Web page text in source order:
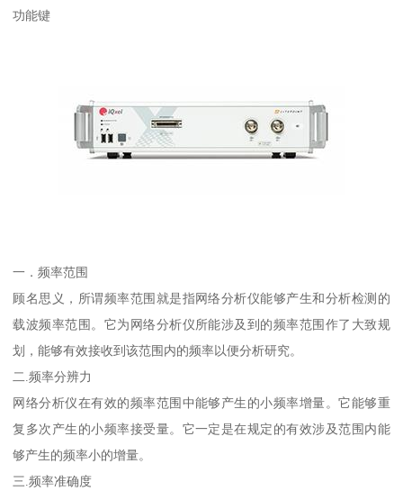
功能键
一．频率范围
顾名思义，所谓频率范围就是指网络分析仪能够产生和分析检测的
载波频率范围。它为网络分析仪所能涉及到的频率范围作了大致规
划，能够有效接收到该范围内的频率以便分析研究。
二.频率分辨力
网络分析仪在有效的频率范围中能够产生的小频率增量。它能够重
复多次产生的小频率接受量。它一定是在规定的有效涉及范围内能
够产生的频率小的增量。
三.频率准确度